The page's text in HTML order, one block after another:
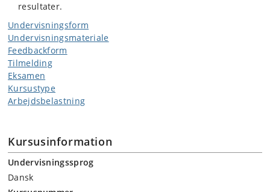
resultater.
Undervisningsform
Undervisningsmateriale
Feedbackform
Tilmelding
Eksamen
Kursustype
Arbejdsbelastning
Kursusinformation
Undervisningssprog
Dansk